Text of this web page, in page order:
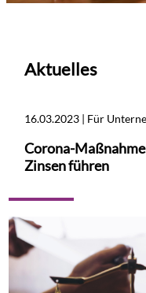
Aktuelles
16.03.2023 | Für
Corona-
Zinsen führen